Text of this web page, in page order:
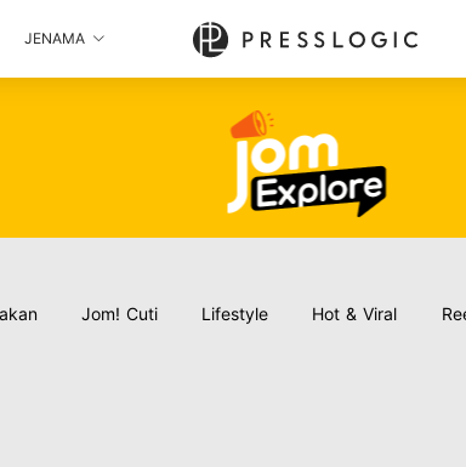
JENAMA
Jom! Cuti Lifestyle Hot & Viral